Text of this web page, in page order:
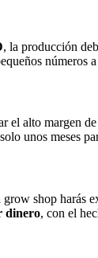
, la producción
números
alto margen
unos meses
shop
dinero, con el